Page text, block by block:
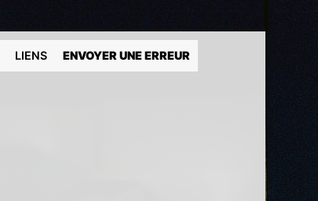
LIENS ENVOYER UNE ERREUR